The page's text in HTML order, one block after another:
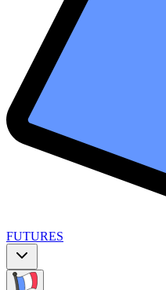
FUTURES